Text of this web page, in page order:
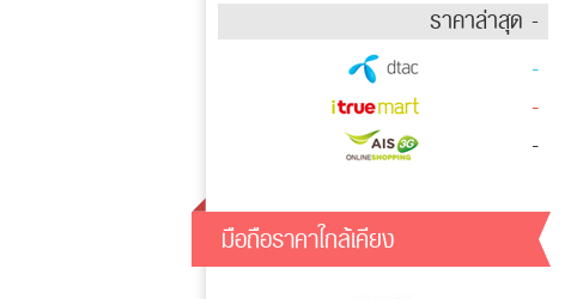
ราคาล่าสุด -
-
-
-
มือถือราคาใกล้เคียง